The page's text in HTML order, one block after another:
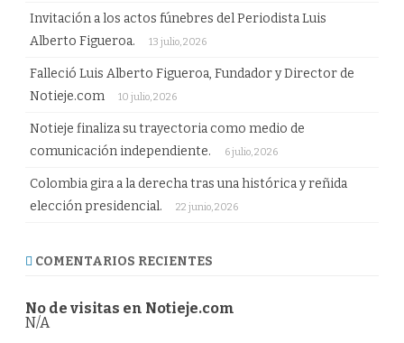
Invitación a los actos fúnebres del Periodista Luis
Alberto Figueroa.
13 julio, 2026
Falleció Luis Alberto Figueroa, Fundador y Director de
Notieje.com
10 julio, 2026
Notieje finaliza su trayectoria como medio de
comunicación independiente.
6 julio, 2026
Colombia gira a la derecha tras una histórica y reñida
elección presidencial.
22 junio, 2026
COMENTARIOS RECIENTES
No de visitas en Notieje.com
N/A